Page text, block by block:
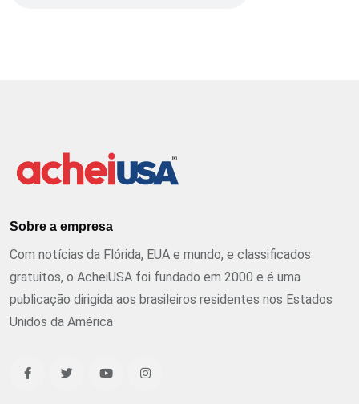
Sobre a empresa
Com notícias da Flórida, EUA e mundo, e classificados
gratuitos, o AcheiUSA foi fundado em 2000 e é uma
publicação dirigida aos brasileiros residentes nos Estados
Unidos da América